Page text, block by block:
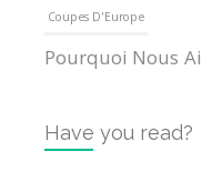
Coupes D'Europe
Pourquoi Nous
Internationales
Have you read?